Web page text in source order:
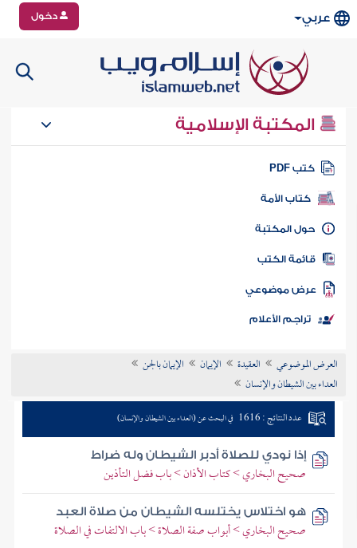
عربي دخول
المكتبة الإسلامية
كتب PDF
كتاب الأمة
المكتبة
الكتب
موضوعي
تراجم الأعلام
العرض الموضوعي العقيدة الإيمان
الإيمان بالجن
العداء بين الشيطان والإنسان
عدد النتائج : 1616 في البحث عن (العداء بين الشيطان والإنسان)
إذا نودي للصلاة أدبر الشيطان وله ضراط
صحيح البخاري > كتاب الأذان > باب فضل التأذين
هو اختلاس يختلسه الشيطان من صلاة العبد
صحيح البخاري > أبواب صفة الصلاة > باب الالتفات في الصلاة